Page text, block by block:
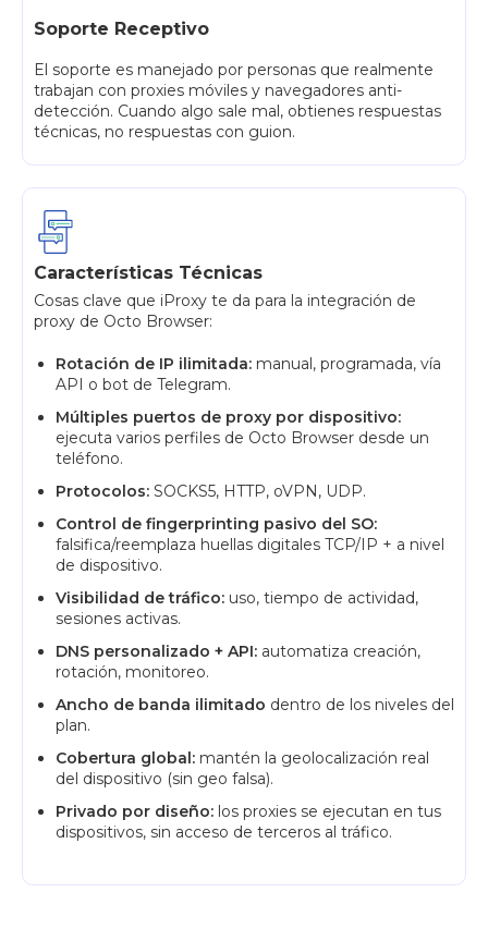
Soporte Receptivo
El soporte es manejado por personas que realmente
trabajan con proxies móviles y navegadores anti-
detección. Cuando algo sale mal, obtienes respuestas
técnicas, no respuestas con guion.
Características Técnicas
Cosas clave que iProxy te da para la integración de
proxy de Octo Browser:
Rotación de IP ilimitada: manual, programada, vía
API o bot de Telegram.
Múltiples puertos de proxy por dispositivo:
ejecuta varios perfiles de Octo Browser desde un
teléfono.
Protocolos: SOCKS5, HTTP, oVPN, UDP.
Control de fingerprinting pasivo del SO:
falsifica/reemplaza huellas digitales TCP/IP + a nivel
de dispositivo.
Visibilidad de tráfico: uso, tiempo de actividad,
sesiones activas.
DNS personalizado + API: automatiza creación,
rotación, monitoreo.
Ancho de banda ilimitado dentro de los niveles del
plan.
Cobertura global: mantén la geolocalización real
del dispositivo (sin geo falsa).
Privado por diseño: los proxies se ejecutan en tus
dispositivos, sin acceso de terceros al tráfico.